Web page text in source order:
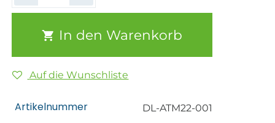
In den Warenkorb
Auf die Wunschliste
Artikelnummer DL-ATM22-001